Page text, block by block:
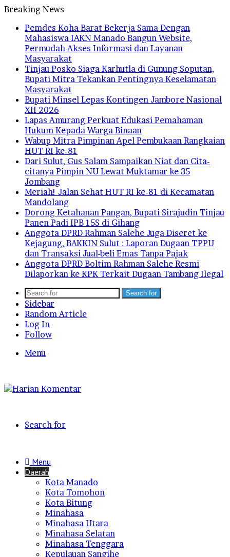
Breaking News
Pemdes Koha Barat Bekerja Sama Dengan
Mahasiswa IAKN Manado Bangun Website,
Permudah Akses Informasi dan Layanan
Masyarakat
Tinjau Posko Siaga Karhutla di Gunung Soputan,
Bupati Mitra Tekankan Pentingnya Keselamatan
Masyarakat
Bupati Minsel Lepas Kontingen Jambore Nasional
XII 2026
Lapas Amurang Perkuat Edukasi Pemahaman
Hukum Kepada Warga Binaan
Wabup Mitra Pimpinan Apel Pembukaan Rangkaian
HUT RI ke-81
Dari Sulut, Gus Salam Sampaikan Niat dan Cita-
citanya Pimpin NU Lewat Muktamar ke 35
Jombang
Meriah! Jalan Sehat HUT RI ke-81 di Kecamatan
Mandolang
Dorong Ketahanan Pangan, Bupati Sirajudin Tinjau
Panen Padi IPB 15S di Gihang
Anggota DPRD Rahman Salehe Juga Diseret ke
Kejagung, BAKKIN Sulut : Laporan Dugaan TPPU
dan Transaksi Jual-beli Emas Tanpa Pajak
Anggota DPRD Boltim Rahman Salehe Resmi
Dilaporkan ke KPK Terkait Dugaan Tambang Ilegal
Search for
Sidebar
Random Article
Log In
Follow
Menu
Search for
Menu
Daerah
Kota Manado
Kota Tomohon
Kota Bitung
Minahasa
Minahasa Utara
Minahasa Selatan
Minahasa Tenggara
Kepulauan Sangihe